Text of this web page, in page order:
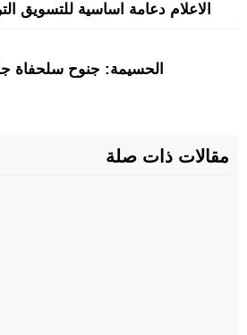
الاعلام دعامة اساسية للتسويق
الحسيمة: جنوح سلحفاة
مقالات ذات صلة